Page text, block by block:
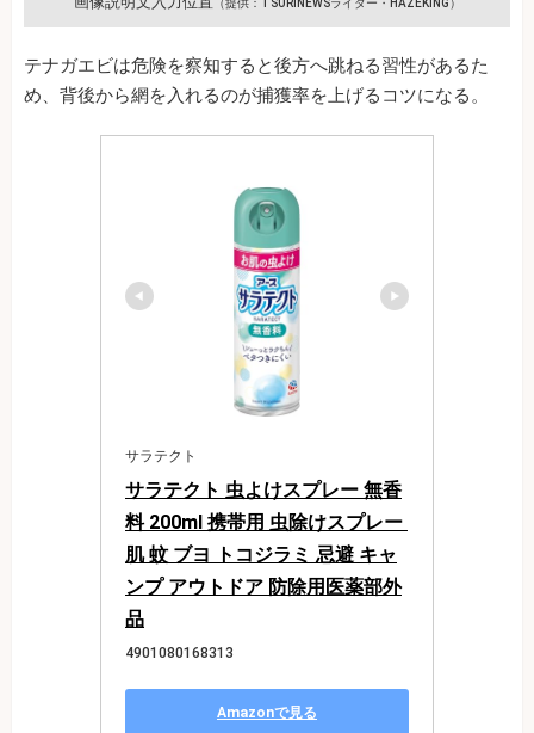
（提供：TSURINEWSライター・HAZEKING）
テナガエビは危険を察知すると後方へ跳ねる習性があるた
め、背後から網を入れるのが捕獲率を上げるコツになる。
サラテクト
サラテクト 虫よけスプレー 無香
料 200ml 携帯用 虫除けスプレー
肌 蚊 ブヨ トコジラミ 忌避 キャ
ンプ アウトドア 防除用医薬部外
品
4901080168313
Amazonで見る